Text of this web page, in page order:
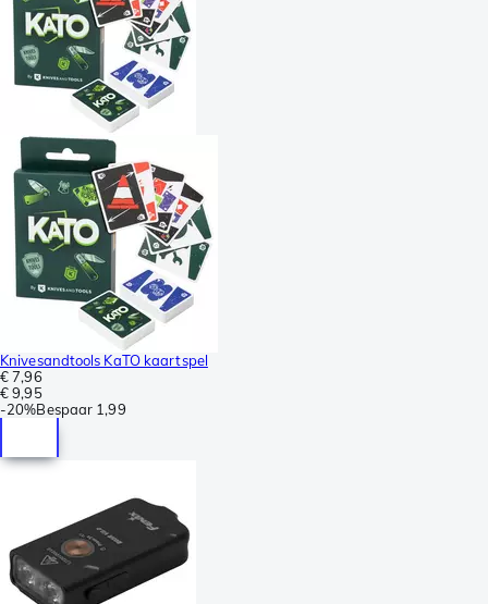
Knivesandtools KaTO kaartspel
€ 7,96
€ 9,95
-20%Bespaar 1,99